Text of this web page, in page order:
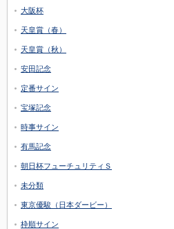
大阪杯
天皇賞（春）
天皇賞（秋）
安田記念
定番サイン
宝塚記念
時事サイン
有馬記念
朝日杯フューチュリティＳ
未分類
東京優駿（日本ダービー）
枠順サイン